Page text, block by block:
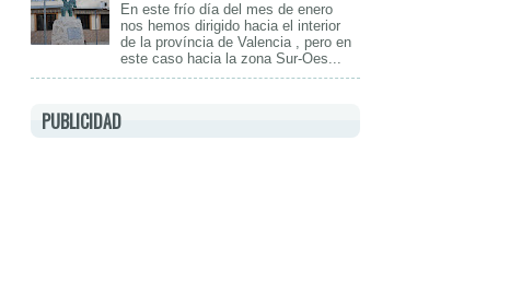
En este frío día del mes de enero
nos hemos dirigido hacia el interior
de la província de Valencia , pero en
este caso hacia la zona Sur-Oes...
PUBLICIDAD